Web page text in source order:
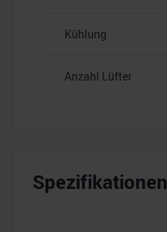
Kühlung
Anzahl Lüfter
Spezifikationen